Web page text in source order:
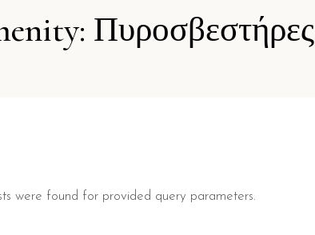
VILLA KALDERAΠυροσβεστήρες
were found for provided query parameters.